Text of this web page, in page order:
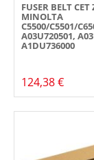
FUSER BELT CET
MINOLTA
C5500/C5501/
A03U720501,
A1DU736000
124,38 €